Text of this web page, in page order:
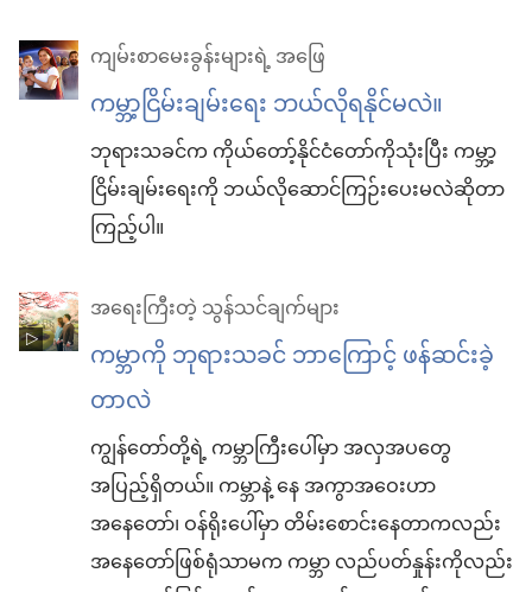
ကျမ်းစာမေးခွန်းများရဲ့ အဖြေ
ကမ္ဘာ့ငြိမ်းချမ်းရေး ဘယ်လိုရနိုင်မလဲ။
ဘုရားသခင်က ကိုယ်တော့်နိုင်ငံတော်ကိုသုံးပြီး ကမ္ဘာ့
ငြိမ်းချမ်းရေးကို ဘယ်လိုဆောင်ကြဉ်းပေးမလဲဆိုတာ
ကြည့်ပါ။
အရေးကြီးတဲ့ သွန်သင်ချက်များ
ကမ္ဘာကို ဘုရားသခင် ဘာကြောင့် ဖန်ဆင်းခဲ့
တာလဲ
ကျွန်တော်တို့ရဲ့ ကမ္ဘာကြီးပေါ်မှာ အလှအပတွေ
အပြည့်ရှိတယ်။ ကမ္ဘာနဲ့ နေ အကွာအဝေးဟာ
အနေတော်၊ ဝန်ရိုးပေါ်မှာ တိမ်းစောင်းနေတာကလည်း
အနေတော်ဖြစ်ရုံသာမက ကမ္ဘာ လည်ပတ်နှုန်းကိုလည်း